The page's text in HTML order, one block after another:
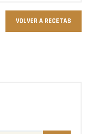
VOLVER A RECETAS